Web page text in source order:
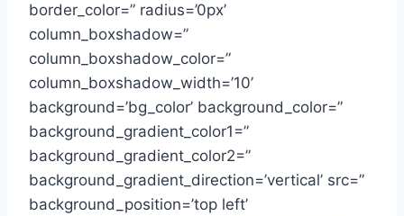
border_color=” radius=’0px’
column_boxshadow=”
column_boxshadow_color=”
column_boxshadow_width=’10’
background=’bg_color’ background_color=”
background_gradient_color1=”
background_gradient_color2=”
background_gradient_direction=’vertical’ src=”
background_position=’top left’